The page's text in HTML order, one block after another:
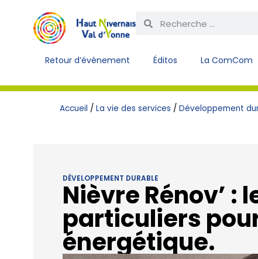
Retour d’évènement Éditos La ComCom
Accueil / La vie des services / Développement
DÉVELOPPEMENT DURABLE
Nièvre Rénov’ :
particuliers
énergétique.